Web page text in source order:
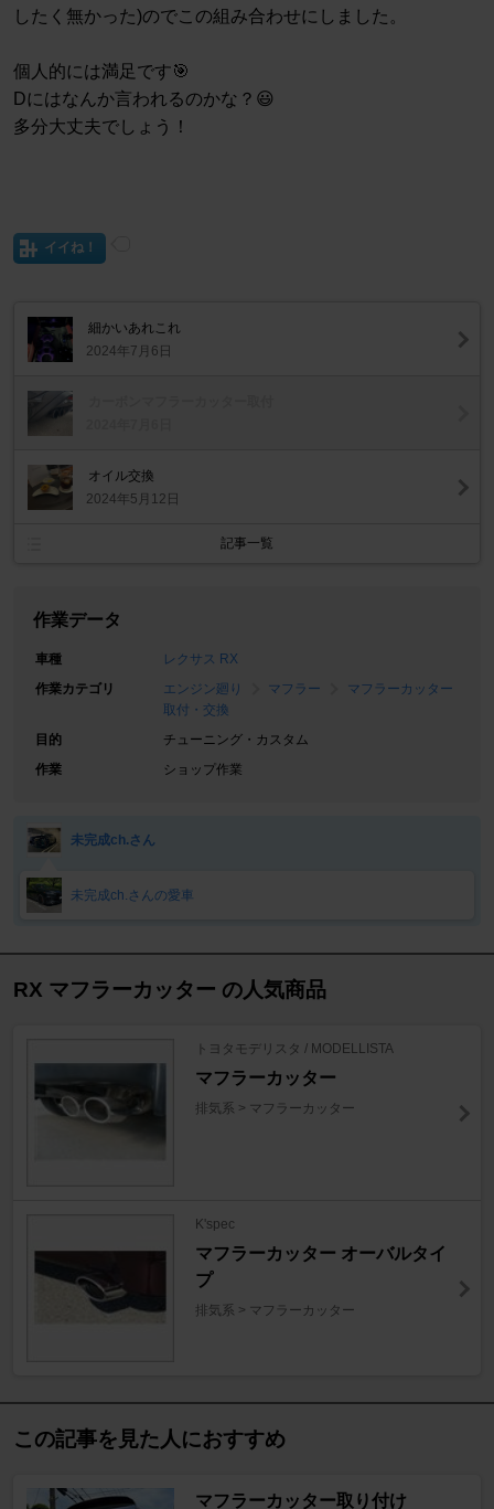
したく無かった)のでこの組み合わせにしました。
個人的には満足です🎯
Dにはなんか言われるのかな？😃
多分大丈夫でしょう！
イイね！
細かいあれこれ
2024年7月6日
オイル交換
2024年5月12日
記事一覧
作業データ
車種
レクサス RX
作業カテゴリ
エンジン廻り マフラー
マフラーカッター
取付・交換
目的
チューニング・カスタム
作業
ショップ作業
未完成ch.さん
未完成ch.さんの愛車
RX マフラーカッター の人気商品
トヨタモデリスタ / MODELLISTA
マフラーカッター
排気系 > マフラーカッター
K'spec
マフラーカッター オーバルタイ
プ
排気系 > マフラーカッター
この記事を見た人におすすめ
マフラーカッター取り付け